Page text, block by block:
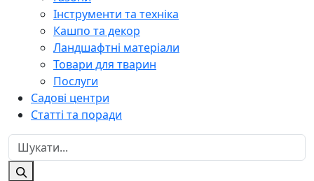
Інструменти та техніка
Кашпо та декор
Ландшафтні матеріали
Товари для тварин
Послуги
Садові центри
Статті та поради